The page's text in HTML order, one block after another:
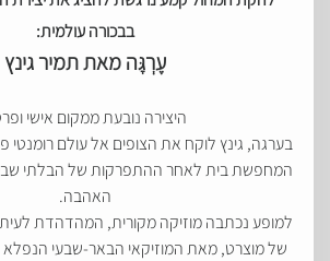
בבכורה עולמית:
עֶרְגָּה מאת תמיר גינץ
היצירה נובעת ממקום אישי
בערגה, גינץ לוקח את הצופים אל עולם רומנטי
המחפשת בית לאחר ההתפרקות של הבלתי
האהבה.
למופע נכתבה מוזיקה מקורית, המהדהדת
של מוצרט, מאת המוזיקאי הבאר-שבעי הנפלא